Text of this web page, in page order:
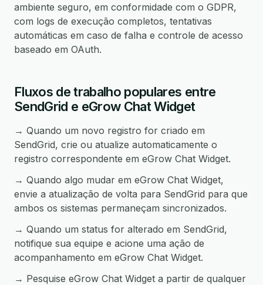
ambiente seguro, em conformidade com o GDPR,
com logs de execução completos, tentativas
automáticas em caso de falha e controle de acesso
baseado em OAuth.
Fluxos de trabalho populares entre
SendGrid e eGrow Chat Widget
→ Quando um novo registro for criado em
SendGrid, crie ou atualize automaticamente o
registro correspondente em eGrow Chat Widget.
→ Quando algo mudar em eGrow Chat Widget,
envie a atualização de volta para SendGrid para que
ambos os sistemas permaneçam sincronizados.
→ Quando um status for alterado em SendGrid,
notifique sua equipe e acione uma ação de
acompanhamento em eGrow Chat Widget.
→ Pesquise eGrow Chat Widget a partir de qualquer